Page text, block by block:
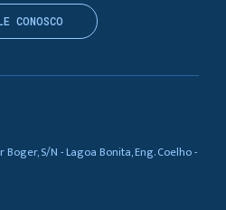
S/N - Lagoa Bonita, Eng. Coelho -
CONOSCO